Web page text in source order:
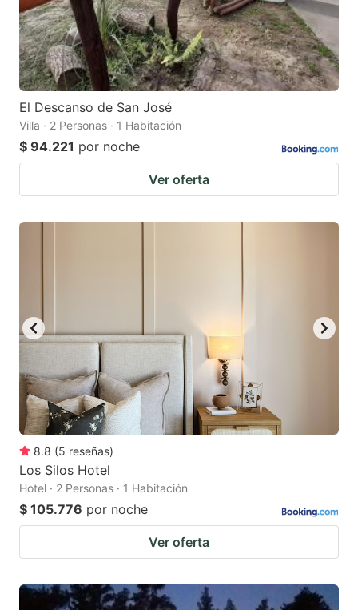
El Descanso de San José
Villa · 2 Personas · 1 Habitación
$ 94.221 por noche
Ver oferta
8.8 (5 reseñas)
Los Silos Hotel
Hotel · 2 Personas · 1 Habitación
$ 105.776 por noche
Ver oferta